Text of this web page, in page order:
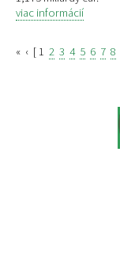
viac informácií
« ‹ [ 1 2 3 4 5 6 7 8